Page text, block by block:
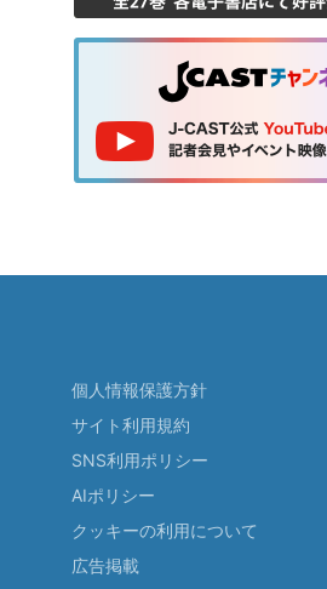
個人情報保護方針
サイト利用規約
SNS利用ポリシー
AIポリシー
クッキーの利用について
広告掲載